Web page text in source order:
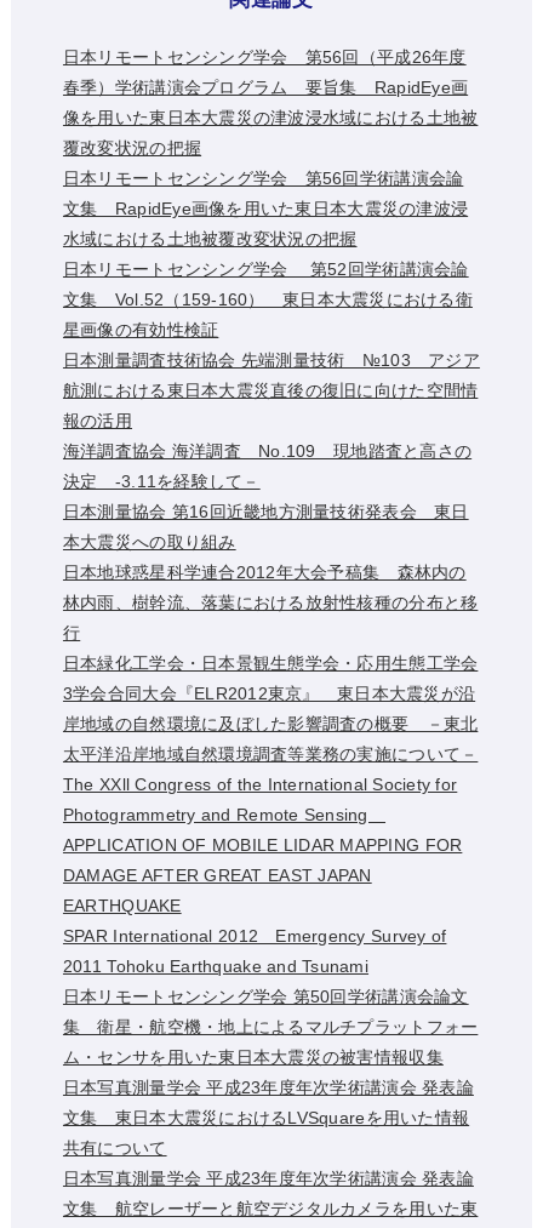
日本リモートセンシング学会 第56回（平成26年度
春季）学術講演会プログラム 要旨集 RapidEye画
像を用いた東日本大震災の津波浸水域における土地被
覆改変状況の把握
日本リモートセンシング学会 第56回学術講演会論
文集 RapidEye画像を用いた東日本大震災の津波浸
水域における土地被覆改変状況の把握
日本リモートセンシング学会 第52回学術講演会論
文集 Vol.52（159-160） 東日本大震災における衛
星画像の有効性検証
日本測量調査技術協会 先端測量技術 №103 アジア
航測における東日本大震災直後の復旧に向けた空間情
報の活用
海洋調査協会 海洋調査 No.109 現地踏査と高さの
決定 -3.11を経験して－
日本測量協会 第16回近畿地方測量技術発表会 東日
本大震災への取り組み
日本地球惑星科学連合2012年大会予稿集 森林内の
林内雨、樹幹流、落葉における放射性核種の分布と移
行
日本緑化工学会・日本景観生態学会・応用生態工学会
3学会合同大会『ELR2012東京』 東日本大震災が沿
岸地域の自然環境に及ぼした影響調査の概要 －東北
太平洋沿岸地域自然環境調査等業務の実施について－
The XXll Congress of the International Society for
Photogrammetry and Remote Sensing
APPLICATION OF MOBILE LIDAR MAPPING FOR
DAMAGE AFTER GREAT EAST JAPAN
EARTHQUAKE
SPAR International 2012 Emergency Survey of
2011 Tohoku Earthquake and Tsunami
日本リモートセンシング学会 第50回学術講演会論文
集 衛星・航空機・地上によるマルチプラットフォー
ム・センサを用いた東日本大震災の被害情報収集
日本写真測量学会 平成23年度年次学術講演会 発表論
文集 東日本大震災におけるLVSquareを用いた情報
共有について
日本写真測量学会 平成23年度年次学術講演会 発表論
文集 航空レーザーと航空デジタルカメラを用いた東